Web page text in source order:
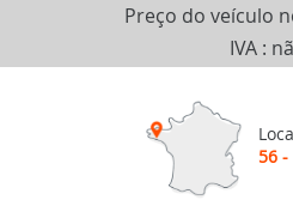
Preço do veículo
IVA :
56 -